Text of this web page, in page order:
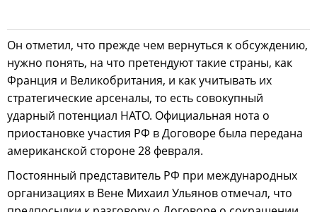
Он отметил, что прежде чем вернуться к обсуждению,
нужно понять, на что претендуют такие страны, как
Франция и Великобритания, и как учитывать их
стратегические арсеналы, то есть совокупный
ударный потенциал НАТО. Официальная нота о
приостановке участия РФ в Договоре была передана
американской стороне 28 февраля.
Постоянный представитель РФ при международных
организациях в Вене Михаил Ульянов отмечал, что